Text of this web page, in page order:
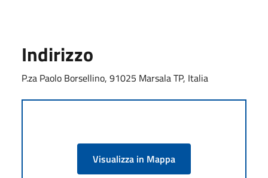
Indirizzo
P.za Paolo Borsellino, 91025 Marsala TP, Italia
Visualizza in Mappa